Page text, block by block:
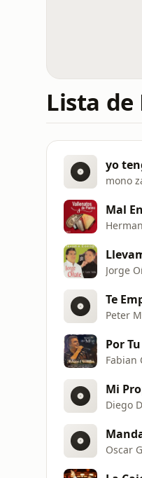
Lista de
yo
mono
Mal
Jorge
Te
Peter
Por
Fabian
Mi
Diego
Oscar